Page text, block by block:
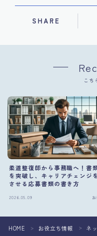
SHARE
こち
柔道整復師から事務職へ！書
を突破し、キャリアチェンジ
させる応募書類の書き方
2026.05.09
HOME ＞ お役立ち情報 ＞ ネ